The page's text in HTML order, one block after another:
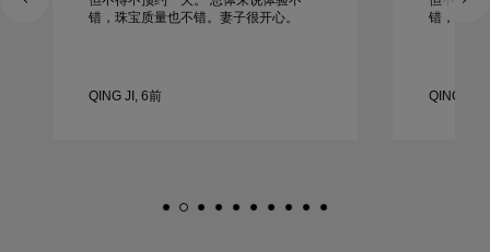
错，珠宝质量也不错。妻子很开心。
QING JI, 6前
错，珠宝
QING JI,